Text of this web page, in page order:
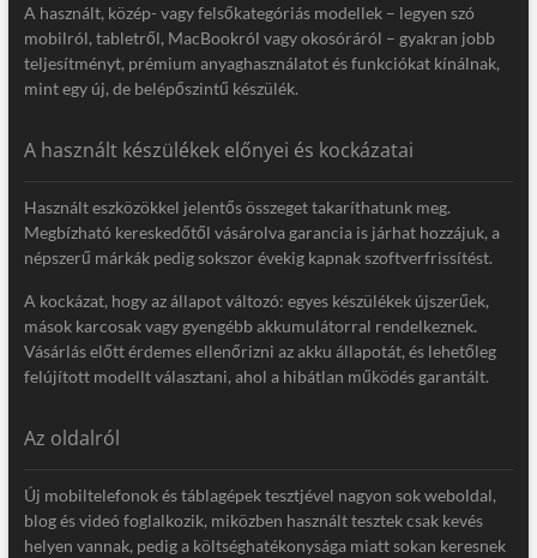
A használt, közép- vagy felsőkategóriás modellek – legyen szó
mobilról, tabletről, MacBookról vagy okosóráról – gyakran jobb
teljesítményt, prémium anyaghasználatot és funkciókat kínálnak,
mint egy új, de belépőszintű készülék.
A használt készülékek előnyei és kockázatai
Használt eszközökkel jelentős összeget takaríthatunk meg.
Megbízható kereskedőtől vásárolva garancia is járhat hozzájuk, a
népszerű márkák pedig sokszor évekig kapnak szoftverfrissítést.
A kockázat, hogy az állapot változó: egyes készülékek újszerűek,
mások karcosak vagy gyengébb akkumulátorral rendelkeznek.
Vásárlás előtt érdemes ellenőrizni az akku állapotát, és lehetőleg
felújított modellt választani, ahol a hibátlan működés garantált.
Az oldalról
Új mobiltelefonok és táblagépek tesztjével nagyon sok weboldal,
blog és videó foglalkozik, miközben használt tesztek csak kevés
helyen vannak, pedig a költséghatékonysága miatt sokan keresnek